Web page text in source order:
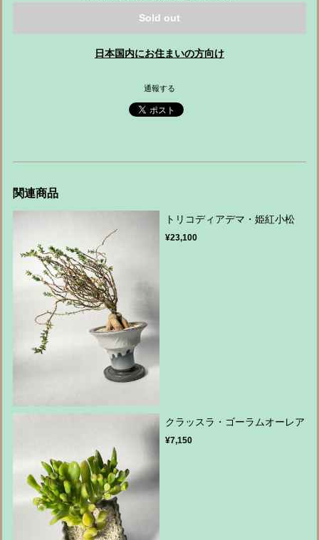
Sold out
日本国内にお住まいの方向け
通報する
関連商品
トリコディアデマ・姫紅小松
¥23,100
クラッスラ・ゴーラムオーレア
¥7,150